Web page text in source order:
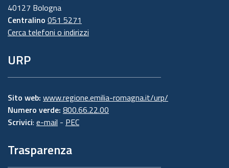
40127 Bologna
Centralino 051 5271
Cerca telefoni o indirizzi
URP
Sito web: www.regione.emilia-romagna.it/urp/
Numero verde: 800.66.22.00
Scrivici: e-mail - PEC
Trasparenza